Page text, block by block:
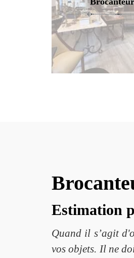
Estimation
Quand il s’agit
vos objets. Il ne